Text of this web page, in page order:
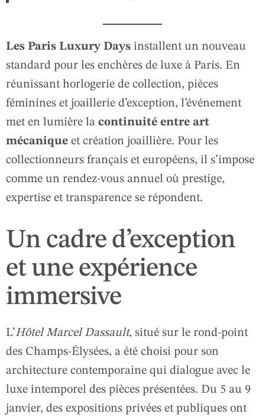
Les Paris Luxury Days installent un nouveau
standard pour les enchères de luxe à Paris. En
réunissant horlogerie de collection, pièces
féminines et joaillerie d’exception, l’événement
met en lumière la continuité entre art
mécanique et création joaillière. Pour les
collectionneurs français et européens, il s’impose
comme un rendez‑vous annuel où prestige,
expertise et transparence se répondent.
Un cadre d’exception
et une expérience
immersive
L’Hôtel Marcel Dassault, situé sur le rond‑point
des Champs‑Élysées, a été choisi pour son
architecture contemporaine qui dialogue avec le
luxe intemporel des pièces présentées. Du 5 au 9
janvier, des expositions privées et publiques ont